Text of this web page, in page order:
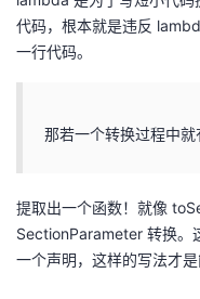
代码，根本就是违反
一行代码。
那若一个转换过程中就
提取出一个函数！就像
SectionParameter 转换。
一个声明，这样的写法才